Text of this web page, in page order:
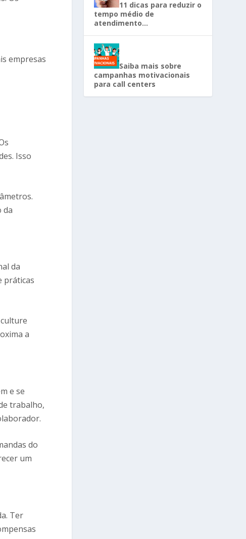
empresas
Isso
da
da
práticas
a
e se
trabalho,
do
um
Ter
11 dicas para reduzir o
tempo médio de
atendimento…
Saiba mais sobre
campanhas motivacionais
para call centers